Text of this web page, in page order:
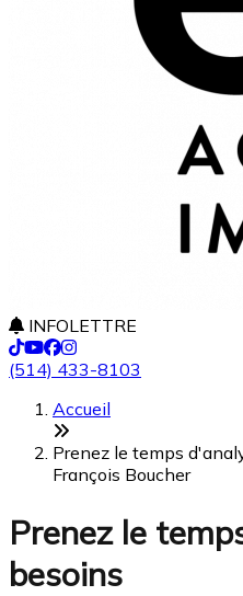
INFOLETTRE
(514) 433-8103
Accueil
Prenez le temps
François Boucher
Prenez le
besoins